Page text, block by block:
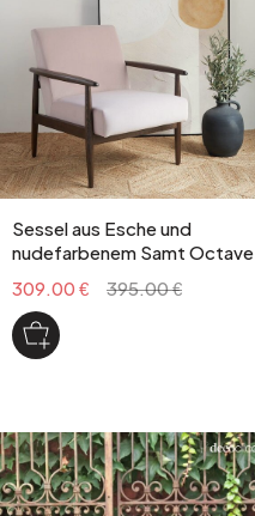
Sessel aus Esche und
nudefarbenem Samt Octave
309.00 €
395.00 €